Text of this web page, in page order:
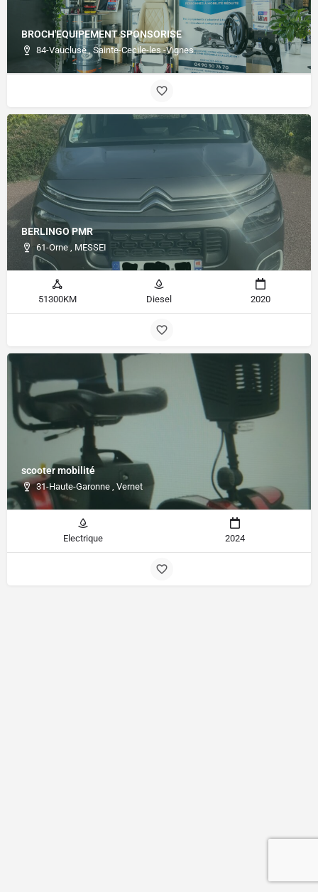
BROCH'EQUIPEMENT SPONSORISE
84-Vaucluse , Sainte-Cecile-les -Vignes
BERLINGO PMR
61-Orne , MESSEI
51300KM Diesel 2020
scooter mobilité
31-Haute-Garonne , Vernet
Electrique 2024